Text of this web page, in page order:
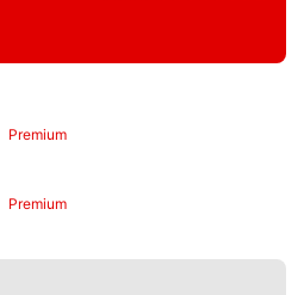
Premium
Premium